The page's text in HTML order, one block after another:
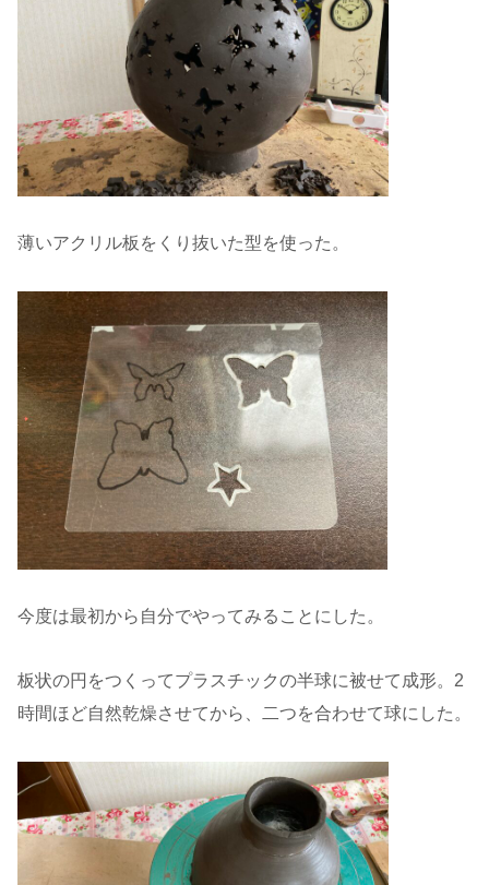
薄いアクリル板をくり抜いた型を使った。
今度は最初から自分でやってみることにした。
板状の円をつくってプラスチックの半球に被せて成形。2
時間ほど自然乾燥させてから、二つを合わせて球にした。